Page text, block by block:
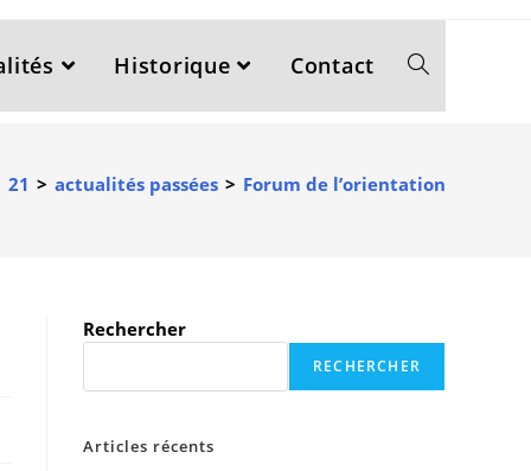
Historique Contact
21 > actualités passées > Forum de l’orientation
Rechercher
RECHERCHER
Articles récents